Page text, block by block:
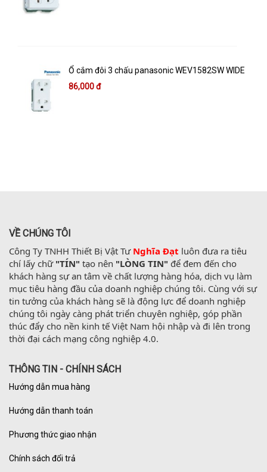
Ổ cắm đôi 3 chấu panasonic WEV1582SW WIDE
86,000 đ
VỀ CHÚNG TÔI
Công Ty TNHH Thiết Bị Vật Tư Nghĩa Đạt luôn đưa ra tiêu
chí lấy chữ "TÍN" tạo nên "LÒNG TIN" để đem đến cho
khách hàng sự an tâm về chất lượng hàng hóa, dịch vụ làm
mục tiêu hàng đầu của doanh nghiệp chúng tôi. Cùng với sự
tin tưởng của khách hàng sẽ là động lực để doanh nghiệp
chúng tôi ngày càng phát triển chuyên nghiệp, góp phần
thúc đẩy cho nền kinh tế Việt Nam hội nhập và đi lên trong
thời đại cách mạng công nghiệp 4.0.
THÔNG TIN - CHÍNH SÁCH
Hướng dẫn mua hàng
Hướng dẫn thanh toán
Phương thức giao nhận
Chính sách đổi trả